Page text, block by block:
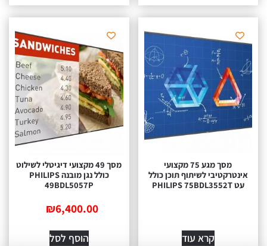
מסך מגע 75 מקצועי
אינטרקטיבי‎ ‎לשיתוף תוכן כולל
עט PHILIPS 75BDL3552T
קרא עוד
מסך 49 מקצועי דיגיטלי‎ ‎לשילוט
כולל נגן מובנה PHILIPS
49BDL5057P
₪6,400.00
הוסף לסל